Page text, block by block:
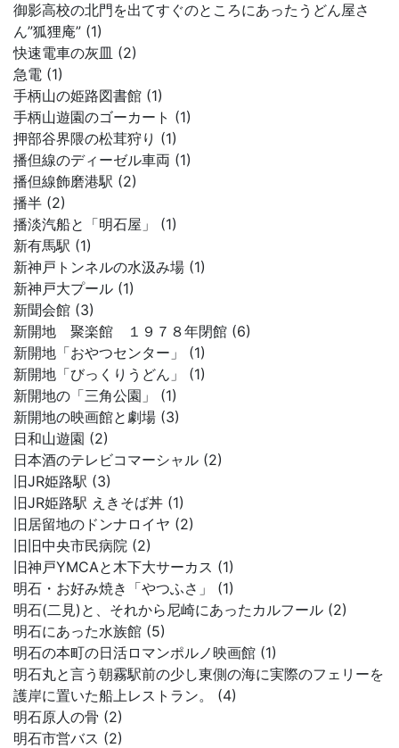
御影高校の北門を出てすぐのところにあったうどん屋さ
ん”狐狸庵” (1)
快速電車の灰皿 (2)
急電 (1)
手柄山の姫路図書館 (1)
手柄山遊園のゴーカート (1)
押部谷界隈の松茸狩り (1)
播但線のディーゼル車両 (1)
播但線飾磨港駅 (2)
播半 (2)
播淡汽船と「明石屋」 (1)
新有馬駅 (1)
新神戸トンネルの水汲み場 (1)
新神戸大プール (1)
新聞会館 (3)
新開地 聚楽館 １９７８年閉館 (6)
新開地「おやつセンター」 (1)
新開地「びっくりうどん」 (1)
新開地の「三角公園」 (1)
新開地の映画館と劇場 (3)
日和山遊園 (2)
日本酒のテレビコマーシャル (2)
旧JR姫路駅 (3)
旧JR姫路駅 えきそば丼 (1)
旧居留地のドンナロイヤ (2)
旧旧中央市民病院 (2)
旧神戸YMCAと木下大サーカス (1)
明石・お好み焼き「やつふさ」 (1)
明石(二見)と、それから尼崎にあったカルフール (2)
明石にあった水族館 (5)
明石の本町の日活ロマンポルノ映画館 (1)
明石丸と言う朝霧駅前の少し東側の海に実際のフェリーを
護岸に置いた船上レストラン。 (4)
明石原人の骨 (2)
明石市営バス (2)